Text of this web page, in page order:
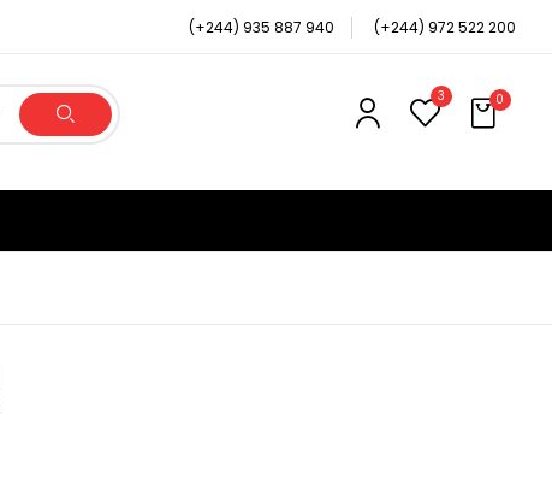
(+244) 935 887 940 (+244) 972 522 200
3 0